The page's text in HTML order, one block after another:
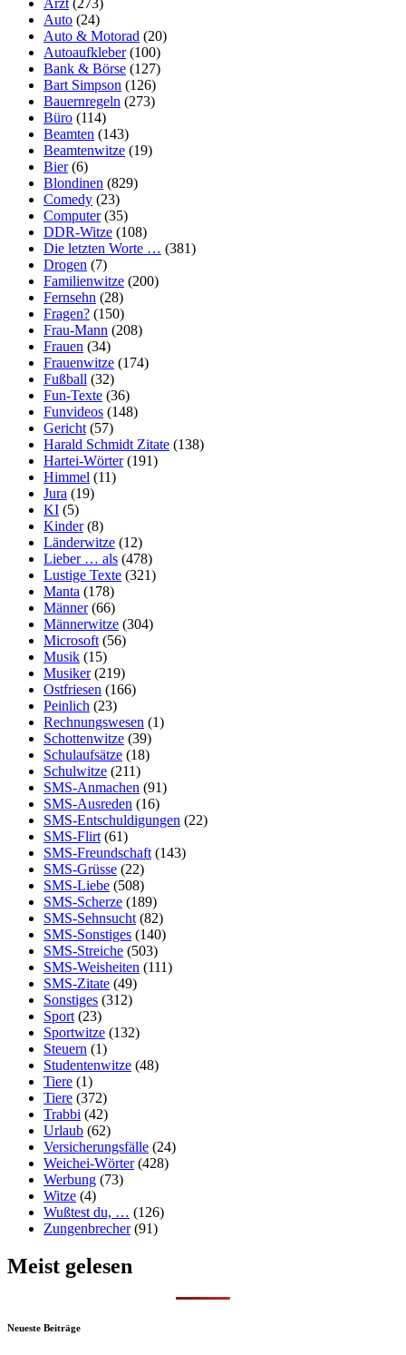
Auto (24)
Auto & Motorad (20)
Autoaufkleber(100)
Bank & Börse (127)
Bart Simpson (126)
Bauernregeln (273)
Büro (114)
Beamten (143)
Beamtenwitze (19)
Bier(6)
Blondinen (829)
Comedy (23)
Computer(35)
DDR-Witze (108)
Die letzten Worte … (381)
Drogen (7)
Familienwitze (200)
Fernsehn (28)
Fragen? (150)
Frau-Mann (208)
Frauen (34)
Frauenwitze (174)
Fußball (32)
Fun-Texte (36)
Funvideos (148)
Gericht (57)
Harald Schmidt Zitate (138)
Hartei-Wörter(191)
Himmel (11)
Jura (19)
KI (5)
Kinder(8)
Länderwitze (12)
Lieber … als (478)
Lustige Texte (321)
Manta (178)
Männer(66)
Männerwitze (304)
Microsoft (56)
Musik (15)
Musiker(219)
Ostfriesen (166)
Peinlich (23)
Rechnungswesen (1)
Schottenwitze (39)
Schulaufsätze (18)
Schulwitze (211)
SMS-Anmachen (91)
SMS-Ausreden (16)
SMS-Entschuldigungen (22)
SMS-Flirt (61)
SMS-Freundschaft (143)
SMS-Grüsse (22)
SMS-Liebe (508)
SMS-Scherze (189)
SMS-Sehnsucht (82)
SMS-Sonstiges (140)
SMS-Streiche (503)
SMS-Weisheiten (111)
SMS-Zitate (49)
Sonstiges (312)
Sport (23)
Sportwitze (132)
Steuern (1)
Studentenwitze (48)
Tiere (1)
Tiere (372)
Trabbi (42)
Urlaub (62)
Versicherungsfälle (24)
Weichei-Wörter(428)
Werbung (73)
Witze (4)
Wußtest du, … (126)
Zungenbrecher(91)
Meist gelesen
Neueste Beiträge